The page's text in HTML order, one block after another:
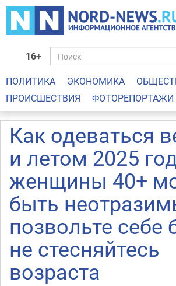
16+
ПОЛИТИКА ЭКОНОМИКА
ПРОИСШЕСТВИЯ
ФОТОРЕПОРТАЖИ
Как одеваться
и летом 2025
женщины 40+
быть
позвольте себе
не стесняйтесь
возраста